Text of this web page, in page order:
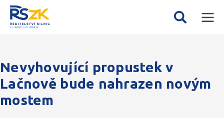
Nevyhovující propustek v
Lačnově bude nahrazen novým
mostem
Vyhledávání
menu